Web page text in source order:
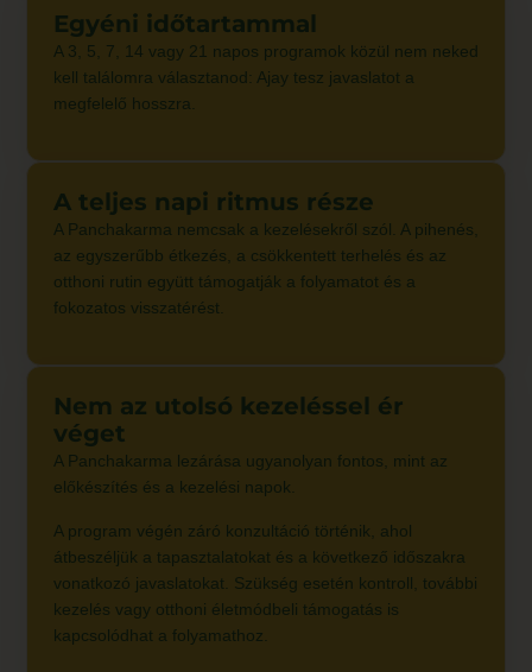
Egyéni időtartammal
A 3, 5, 7, 14 vagy 21 napos programok közül nem neked
kell találomra választanod: Ajay tesz javaslatot a
megfelelő hosszra.
A teljes napi ritmus része
A Panchakarma nemcsak a kezelésekről szól. A pihenés,
az egyszerűbb étkezés, a csökkentett terhelés és az
otthoni rutin együtt támogatják a folyamatot és a
fokozatos visszatérést.
Nem az utolsó kezeléssel ér
véget
A Panchakarma lezárása ugyanolyan fontos, mint az
előkészítés és a kezelési napok.
A program végén záró konzultáció történik, ahol
átbeszéljük a tapasztalatokat és a következő időszakra
vonatkozó javaslatokat. Szükség esetén kontroll, további
kezelés vagy otthoni életmódbeli támogatás is
kapcsolódhat a folyamathoz.